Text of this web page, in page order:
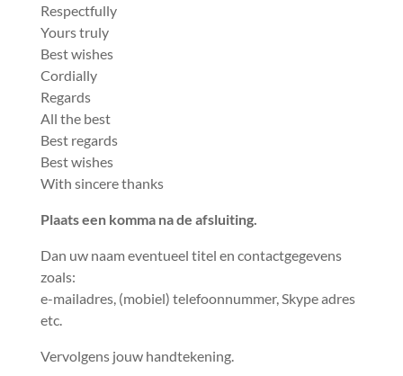
Respectfully
Yours truly
Best wishes
Cordially
Regards
All the best
Best regards
Best wishes
With sincere thanks
Plaats een komma na de afsluiting.
Dan uw naam eventueel titel en contactgegevens
zoals:
e-mailadres, (mobiel) telefoonnummer, Skype adres
etc.
Vervolgens jouw handtekening.